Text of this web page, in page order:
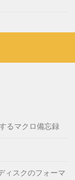
るマクロ備忘録
ィスクのフォーマ